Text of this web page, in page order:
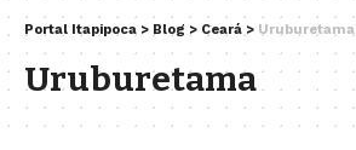
Portal Itapipoca > Blog > Ceará > Uruburetama
Uruburetama